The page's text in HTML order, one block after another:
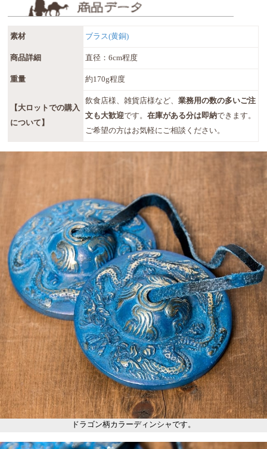
素材 ブラス(黄銅)
商品詳細 直径：6cm程度
重量 約170g程度
【大ロットでの購入
について】
飲食店様、雑貨店様など、業務用の数の多いご注
文も大歓迎です。在庫がある分は即納できます。
ご希望の方はお気軽にご相談ください。
ドラゴン柄カラーディンシャです。